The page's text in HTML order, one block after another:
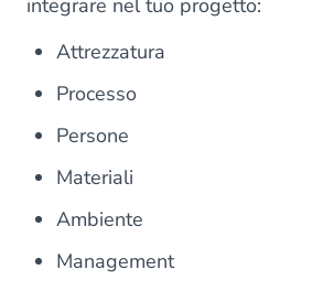
integrare nel tuo progetto:
Attrezzatura
Processo
Persone
Materiali
Ambiente
Management